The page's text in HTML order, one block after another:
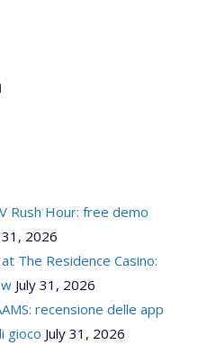
Rush Hour: free demo
31, 2026
The Residence Casino:
July 31, 2026
recensione delle app
gioco July 31, 2026